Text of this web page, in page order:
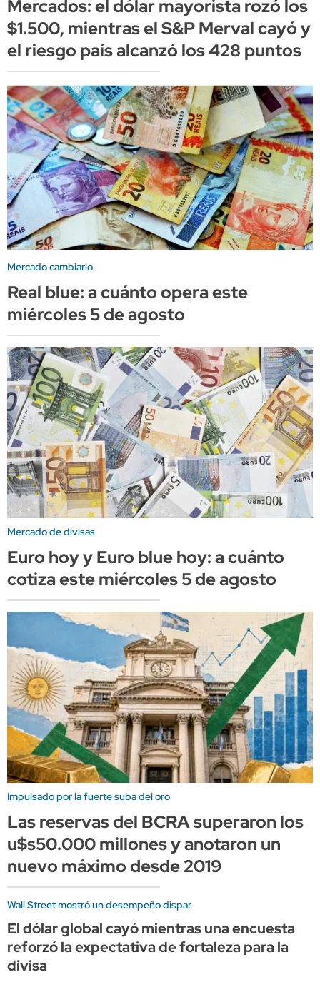
Mercados: el dólar mayorista rozó los
$1.500, mientras el S&P Merval cayó y
el riesgo país alcanzó los 428 puntos
Mercado cambiario
Real blue: a cuánto opera este
miércoles 5 de agosto
Mercado de divisas
Euro hoy y Euro blue hoy: a cuánto
cotiza este miércoles 5 de agosto
Impulsado por la fuerte suba del oro
Las reservas del BCRA superaron los
u$s50.000 millones y anotaron un
nuevo máximo desde 2019
Wall Street mostró un desempeño dispar
El dólar global cayó mientras una encuesta
reforzó la expectativa de fortaleza para la
divisa